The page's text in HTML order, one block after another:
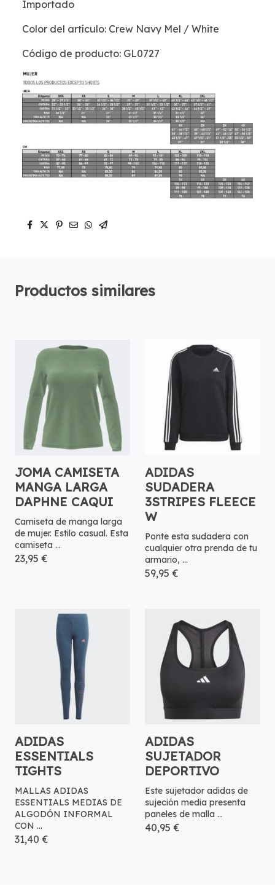
Importado
Color del artículo: Crew Navy Mel / White
Código de producto: GL0727
Productos similares
JOMA CAMISETA
MANGA LARGA
DAPHNE CAQUI
Camiseta de manga larga
de mujer. Estilo casual. Esta
camiseta ...
23,95 €
ADIDAS
SUDADERA
3STRIPES FLEECE
W
Ponte esta sudadera con
cualquier otra prenda de tu
armario, ...
59,95 €
ADIDAS
ESSENTIALS
TIGHTS
MALLAS ADIDAS
ESSENTIALS MEDIAS DE
ALGODÓN INFORMAL
CON ...
31,40 €
ADIDAS
SUJETADOR
DEPORTIVO
Este sujetador adidas de
sujeción media presenta
paneles de malla ...
40,95 €